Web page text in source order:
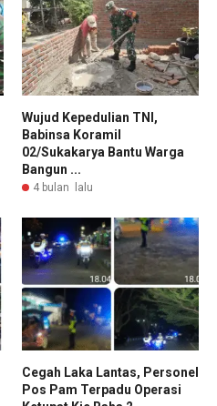
Wujud Kepedulian TNI,
Babinsa Koramil
02/Sukakarya Bantu Warga
Bangun ...
4 bulan lalu
Cegah Laka Lantas, Personel
Pos Pam Terpadu Operasi